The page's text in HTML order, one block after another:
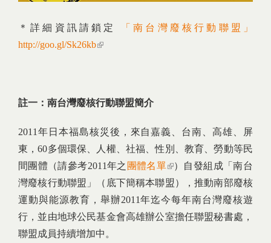
＊詳細資訊請鎖定
「南台灣廢核行動聯盟」
http://goo.gl/Sk26kb(link is external)
註一：南台灣廢核行動聯盟簡介
2011年日本福島核災後，來自嘉義、台南、高雄、屏
東，60多個環保、人權、社福、性別、教育、勞動等民
間團體（請參考2011年之 團體名單(link is external)
）自發組成「南台
灣廢核行動聯盟」（底下簡稱本聯盟），推動南部廢核
運動與能源教育，舉辦2011年迄今每年南台灣廢核遊
行，並由地球公民基金會高雄辦公室擔任聯盟秘書處，
聯盟成員持續增加中。